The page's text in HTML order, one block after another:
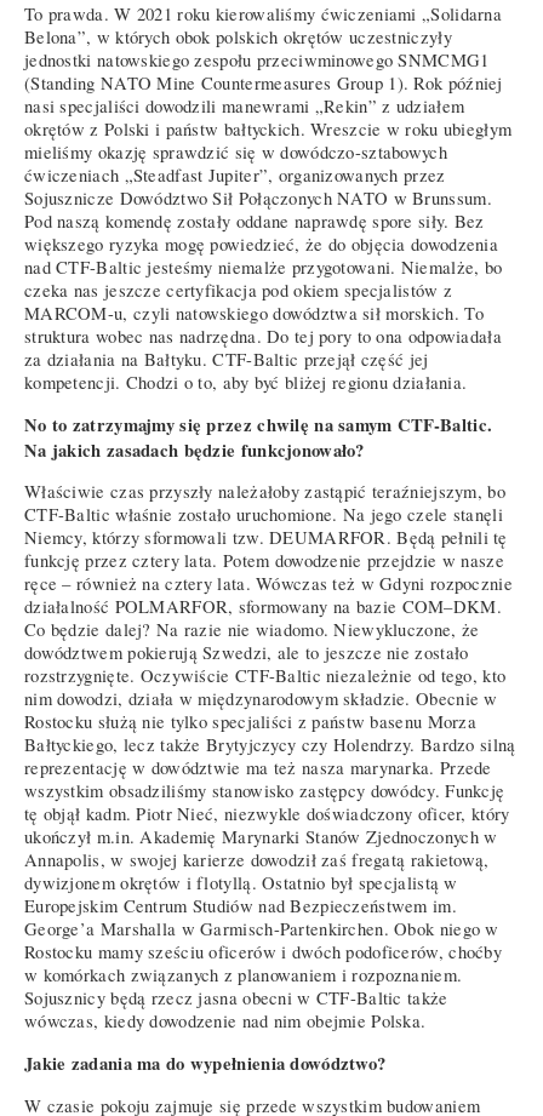
To prawda. W 2021 roku kierowaliśmy ćwiczeniami „Solidarna
Belona”, w których obok polskich okrętów uczestniczyły
jednostki natowskiego zespołu przeciwminowego SNMCMG1
(Standing NATO Mine Countermeasures Group 1). Rok później
nasi specjaliści dowodzili manewrami „Rekin” z udziałem
okrętów z Polski i państw bałtyckich. Wreszcie w roku ubiegłym
mieliśmy okazję sprawdzić się w dowódczo-sztabowych
ćwiczeniach „Steadfast Jupiter”, organizowanych przez
Sojusznicze Dowództwo Sił Połączonych NATO w Brunssum.
Pod naszą komendę zostały oddane naprawdę spore siły. Bez
większego ryzyka mogę powiedzieć, że do objęcia dowodzenia
nad CTF-Baltic jesteśmy niemalże przygotowani. Niemalże, bo
czeka nas jeszcze certyfikacja pod okiem specjalistów z
MARCOM-u, czyli natowskiego dowództwa sił morskich. To
struktura wobec nas nadrzędna. Do tej pory to ona odpowiadała
za działania na Bałtyku. CTF-Baltic przejął część jej
kompetencji. Chodzi o to, aby być bliżej regionu działania.
No to zatrzymajmy się przez chwilę na samym CTF-Baltic.
Na jakich zasadach będzie funkcjonowało?
Właściwie czas przyszły należałoby zastąpić teraźniejszym, bo
CTF-Baltic właśnie zostało uruchomione. Na jego czele stanęli
Niemcy, którzy sformowali tzw. DEUMARFOR. Będą pełnili tę
funkcję przez cztery lata. Potem dowodzenie przejdzie w nasze
ręce – również na cztery lata. Wówczas też w Gdyni rozpocznie
działalność POLMARFOR, sformowany na bazie COM–DKM.
Co będzie dalej? Na razie nie wiadomo. Niewykluczone, że
dowództwem pokierują Szwedzi, ale to jeszcze nie zostało
rozstrzygnięte. Oczywiście CTF-Baltic niezależnie od tego, kto
nim dowodzi, działa w międzynarodowym składzie. Obecnie w
Rostocku służą nie tylko specjaliści z państw basenu Morza
Bałtyckiego, lecz także Brytyjczycy czy Holendrzy. Bardzo silną
reprezentację w dowództwie ma też nasza marynarka. Przede
wszystkim obsadziliśmy stanowisko zastępcy dowódcy. Funkcję
tę objął kadm. Piotr Nieć, niezwykle doświadczony oficer, który
ukończył m.in. Akademię Marynarki Stanów Zjednoczonych w
Annapolis, w swojej karierze dowodził zaś fregatą rakietową,
dywizjonem okrętów i flotyllą. Ostatnio był specjalistą w
Europejskim Centrum Studiów nad Bezpieczeństwem im.
George’a Marshalla w Garmisch-Partenkirchen. Obok niego w
Rostocku mamy sześciu oficerów i dwóch podoficerów, choćby
w komórkach związanych z planowaniem i rozpoznaniem.
Sojusznicy będą rzecz jasna obecni w CTF-Baltic także
wówczas, kiedy dowodzenie nad nim obejmie Polska.
Jakie zadania ma do wypełnienia dowództwo?
W czasie pokoju zajmuje się przede wszystkim budowaniem